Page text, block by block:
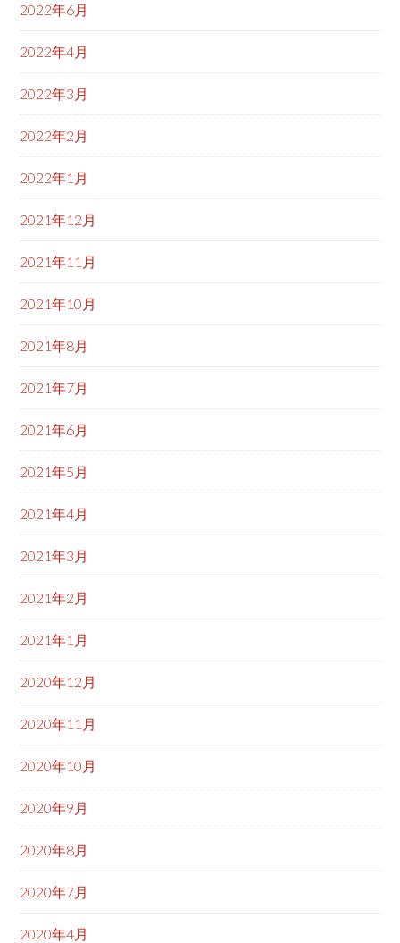
2022年6月
2022年4月
2022年3月
2022年2月
2022年1月
2021年12月
2021年11月
2021年10月
2021年8月
2021年7月
2021年6月
2021年5月
2021年4月
2021年3月
2021年2月
2021年1月
2020年12月
2020年11月
2020年10月
2020年9月
2020年8月
2020年7月
2020年4月